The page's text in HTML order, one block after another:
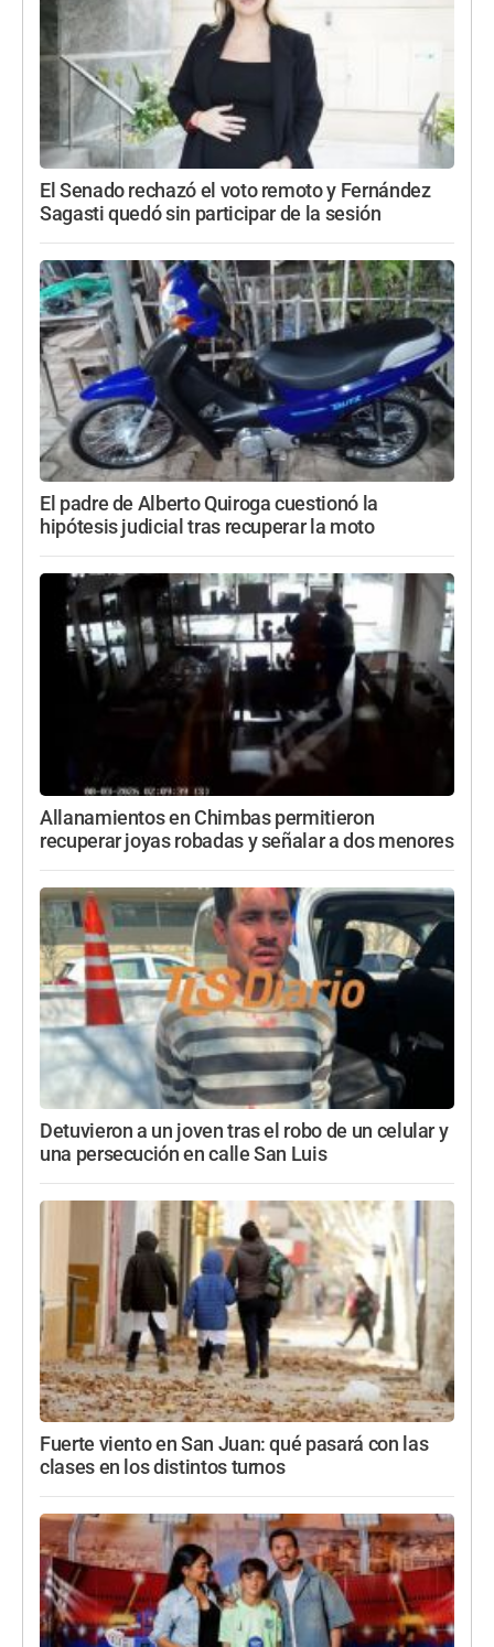
El Senado rechazó el voto remoto y Fernández
Sagasti quedó sin participar de la sesión
El padre de Alberto Quiroga cuestionó la
hipótesis judicial tras recuperar la moto
Allanamientos en Chimbas permitieron
recuperar joyas robadas y señalar a dos menores
Detuvieron a un joven tras el robo de un celular y
una persecución en calle San Luis
Fuerte viento en San Juan: qué pasará con las
clases en los distintos turnos